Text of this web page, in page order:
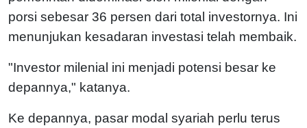
porsi sebesar 36 persen dari total investornya. Ini
menunjukan kesadaran investasi telah membaik.
"Investor milenial ini menjadi potensi besar ke
depannya," katanya.
Ke depannya, pasar modal syariah perlu terus